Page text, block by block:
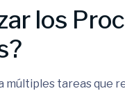
los
múltiples tareas que